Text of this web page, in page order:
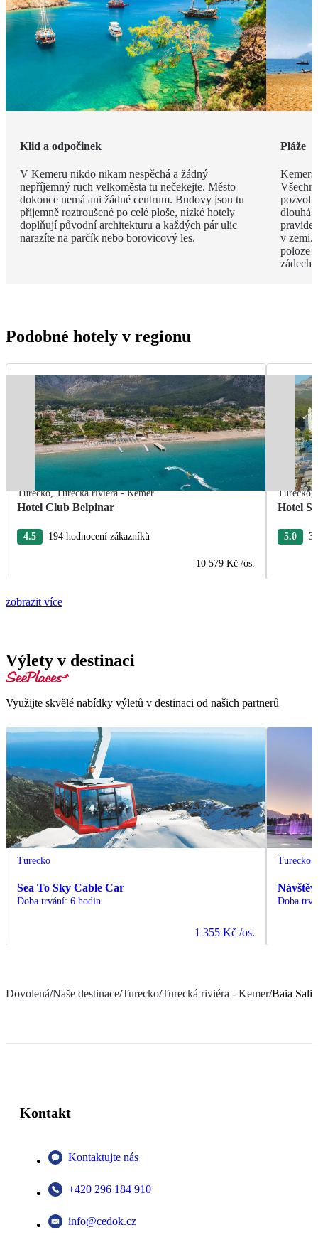
Klid a odpočinek
V Kemeru nikdo nikam nespěchá a žádný
nepříjemný ruch velkoměsta tu nečekejte. Město
dokonce nemá ani žádné centrum. Budovy jsou tu
příjemně roztroušené po celé ploše, nízké hotely
doplňují původní architekturu a každých pár ulic
narazíte na parčík nebo borovicový les.
Pláže
dlouhá
v zemi.
poloze
zádech.
Podobné hotely v regionu
Turecko,Turecká riviéra - Kemer
Hotel Club Belpinar
4.5 194 hodnocení zákazníků
10 579 Kč /os.
Turecko,
Hotel
5.0
zobrazit více
Výlety v destinaci
Využijte skvělé nabídky výletů v destinaci od našich partnerů
Turecko
Sea To Sky Cable Car
Doba trvání: 6 hodin
1 355 Kč /os.
Turecko
Doba
Dovolená/Naše destinace/Turecko/Turecká riviéra - Kemer/Baia
Kontakt
Kontaktujte nás
+420 296 184 910
info@cedok.cz